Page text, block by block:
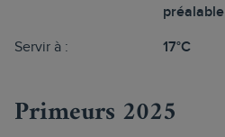
préalable
Servir à : 17°C
Primeurs 2025